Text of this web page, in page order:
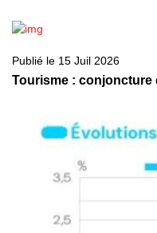
Publié le 15 Juil 2026
Tourisme : conjoncture